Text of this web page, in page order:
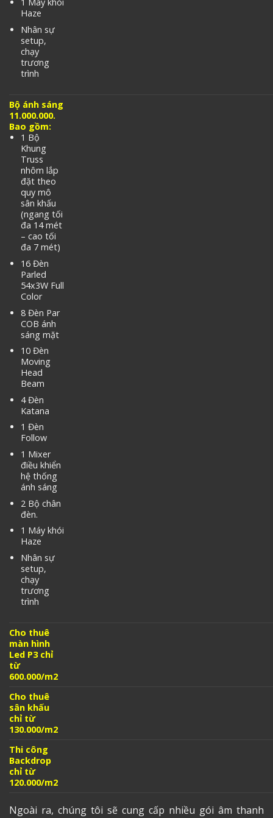
Haze
Nhân sự
setup,
chạy
trương
trình
Bộ ánh sáng
11.000.000.
Bao gồm:
1 Bộ
Khung
Truss
nhôm lắp
đặt theo
quy mô
sân khấu
(ngang tối
đa 14 mét
– cao tối
đa 7 mét)
16 Đèn
Parled
54x3W Full
Color
8 Đèn Par
COB ánh
sáng mặt
10 Đèn
Moving
Head
Beam
4 Đèn
Katana
1 Đèn
Follow
1 Mixer
điều khiển
hệ thống
ánh sáng
2 Bộ chân
đèn.
1 Máy khói
Haze
Nhân sự
setup,
chạy
trương
trình
Cho thuê
màn hình
Led P3 chỉ
từ
600.000/m2
Cho thuê
sân khấu
chỉ từ
130.000/m2
Thi công
Backdrop
chỉ từ
120.000/m2
Ngoài ra, chúng tôi sẽ cung cấp nhiều gói âm thanh